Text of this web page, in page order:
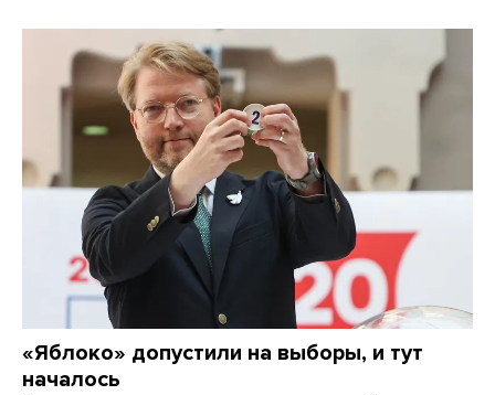
«Яблоко» допустили на выборы, и тут
началось